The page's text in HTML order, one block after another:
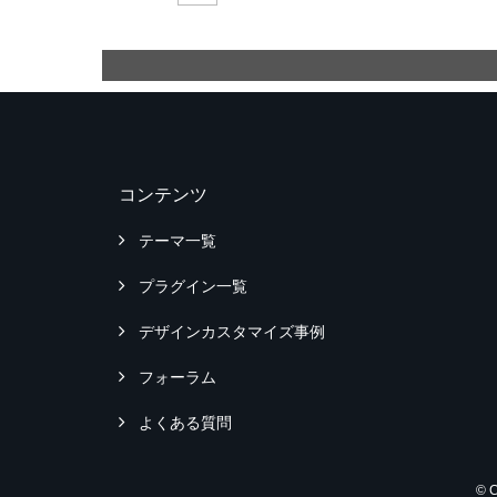
コンテンツ
テーマ一覧
プラグイン一覧
デザインカスタマイズ事例
フォーラム
よくある質問
©